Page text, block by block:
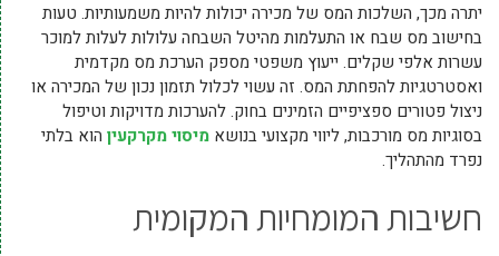
יתרה מכך, השלכות המס של מכירה יכולות להיות משמעותיות. טעות
בחישוב מס שבח או התעלמות מהיטל השבחה עלולות לעלות למוכר
עשרות אלפי שקלים. ייעוץ משפטי מספק הערכת מס מקדמית
ואסטרטגיות להפחתת המס. זה עשוי לכלול תזמון נכון של המכירה או
ניצול פטורים ספציפיים הזמינים בחוק. להערכות מדויקות וטיפול
בסוגיות מס מורכבות, ליווי מקצועי בנושא מיסוי מקרקעין הוא בלתי
נפרד מהתהליך.
חשיבות המומחיות המקומית